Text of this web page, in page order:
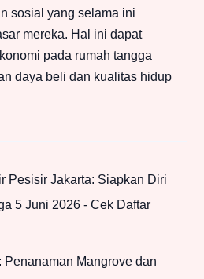
sosial yang selama ini
mereka. Hal ini dapat
pada rumah tangga
daya beli dan kualitas hidup
Pesisir Jakarta: Siapkan Diri
5 Juni 2026 - Cek Daftar
Mangrove dan